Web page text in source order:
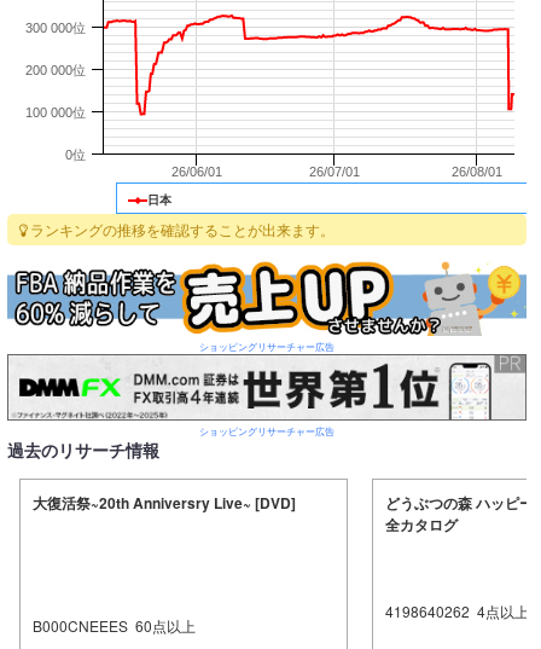
日本
26/06/01 26/07/01 26/08/01
0位
100 000位
200 000位
300 000位
ランキングの推移を確認することが出来ます。
ショッピングリサーチャー広告
ショッピングリサーチャー広告
過去のリサーチ情報
大復活祭~20th Anniversry Live~ [DVD]
B000CNEEES 60点以上
どうぶつの森 ハッピ
全カタログ
4198640262 4点以上